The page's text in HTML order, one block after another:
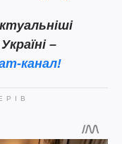
–
канал!